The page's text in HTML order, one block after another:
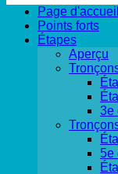
Page d'accueil
Points forts
Étapes
Aperçu
3e
5e